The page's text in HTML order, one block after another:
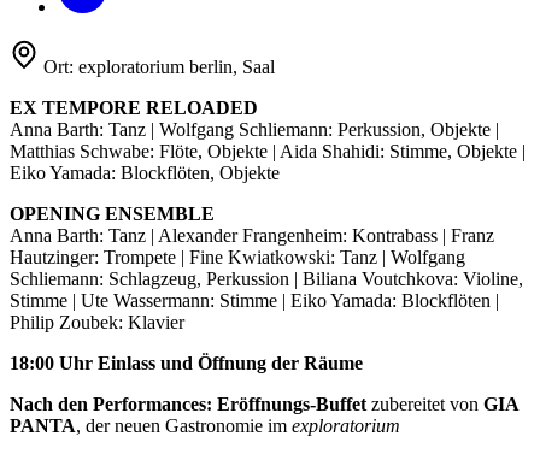
Ort: exploratorium berlin, Saal
EX TEMPORE RELOADED
Anna Barth: Tanz | Wolfgang Schliemann: Perkussion, Objekte |
Matthias Schwabe: Flöte, Objekte | Aida Shahidi: Stimme, Objekte |
Eiko Yamada: Blockflöten, Objekte
OPENING ENSEMBLE
Anna Barth: Tanz | Alexander Frangenheim: Kontrabass | Franz
Hautzinger: Trompete | Fine Kwiatkowski: Tanz | Wolfgang
Schliemann: Schlagzeug, Perkussion | Biliana Voutchkova: Violine,
Stimme | Ute Wassermann: Stimme | Eiko Yamada: Blockflöten |
Philip Zoubek: Klavier
18:00 Uhr Einlass und Öffnung der Räume
Nach den Performances: Eröffnungs-Buffet zubereitet von GIA
PANTA, der neuen Gastronomie im exploratorium